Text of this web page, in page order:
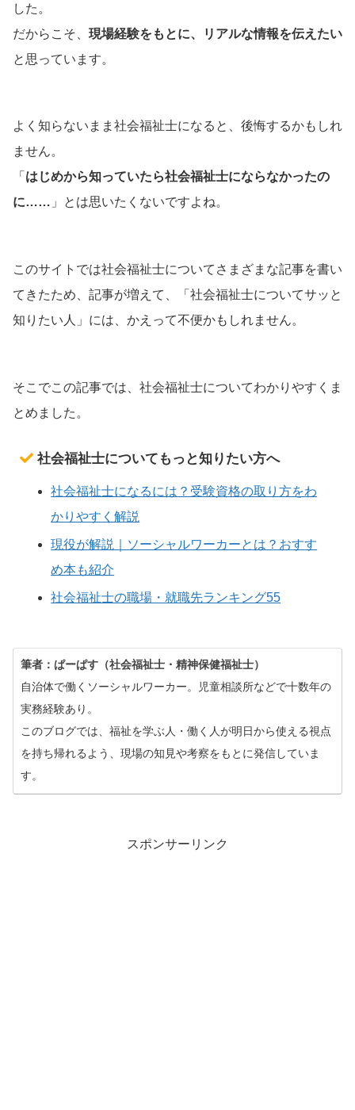
した。
だからこそ、 現場経験をもとに、リアルな情報を伝えたい
と思っています。
よく知らないまま社会福祉士になると、後悔するかもしれ
ません。
「 はじめから知っていたら社会福祉士にならなかったの
に…… 」とは思いたくないですよね。
このサイトでは社会福祉士についてさまざまな記事を書い
てきたため、記事が増えて、「社会福祉士についてサッと
知りたい人」には、かえって不便かもしれません。
そこでこの記事では、社会福祉士についてわかりやすくま
とめました。
社会福祉士についてもっと知りたい方へ
社会福祉士になるには？受験資格の取り方をわ
かりやすく解説
現役が解説｜ソーシャルワーカーとは？おすす
め本も紹介
社会福祉士の職場・就職先ランキング55
筆者：ぱーぱす（社会福祉士・精神保健福祉士）
自治体で働くソーシャルワーカー。児童相談所などで十数年の
実務経験あり。
このブログでは、福祉を学ぶ人・働く人が明日から使える視点
を持ち帰れるよう、現場の知見や考察をもとに発信していま
す。
スポンサーリンク